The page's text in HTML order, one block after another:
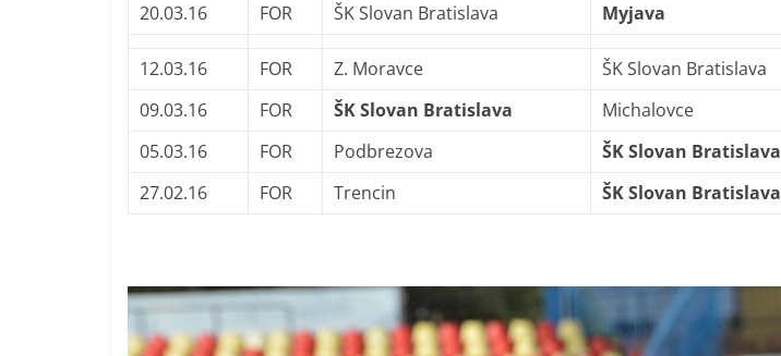
20.03.16
FOR ŠK Slovan Bratislava Myjava
12.03.16 FOR Z. Moravce ŠK Slovan Bratislava
09.03.16
FOR ŠK Slovan Bratislava Michalovce
05.03.16
FOR Podbrezova ŠK Slovan Bratislava
27.02.16
FOR Trencin ŠK Slovan Bratislava